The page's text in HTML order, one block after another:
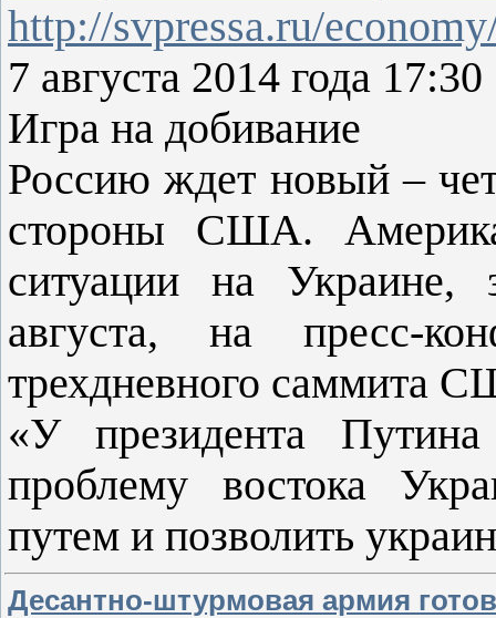
http://svpressa.ru/
7 августа 2014 года
Игра на добивание
Россию ждет новый –
стороны США.
ситуации на Украине,
августа, на пресс-
трехдневного саммита
«У президента
проблему востока
путем и позволить
Десантно-штурмовая армия